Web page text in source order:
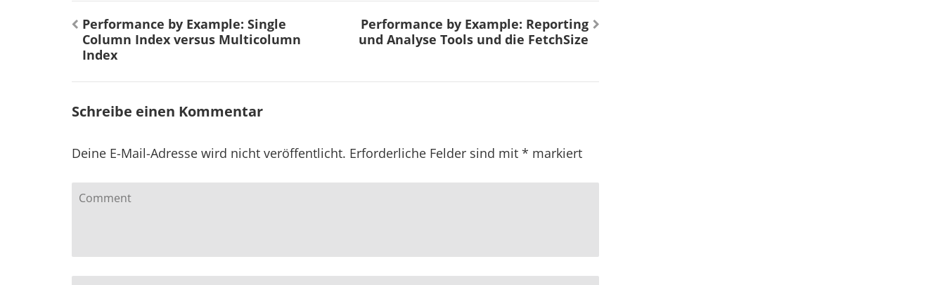
Beitragsnavigation
Performance by Example: Single
Column Index versus Multicolumn
Index
Performance by Example: Reporting
und Analyse Tools und die FetchSize
Schreibe einen Kommentar
Deine E-Mail-Adresse wird nicht veröffentlicht. Erforderliche Felder sind mit * markiert
Comment